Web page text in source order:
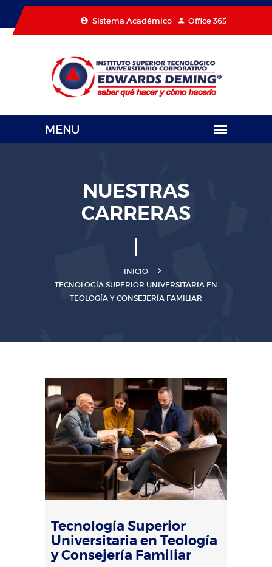
Sistema Académico Office 365
NUESTRAS
CARRERAS
INICIO
TECNOLOGÍA SUPERIOR UNIVERSITARIA EN
TEOLOGÍA Y CONSEJERÍA FAMILIAR
Tecnología Superior
Universitaria en Teología
y Consejería Familiar